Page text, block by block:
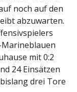
noch auf den
abzuwarten.
Marineblauen
mit 0:2
24 Einsätzen
drei Tore